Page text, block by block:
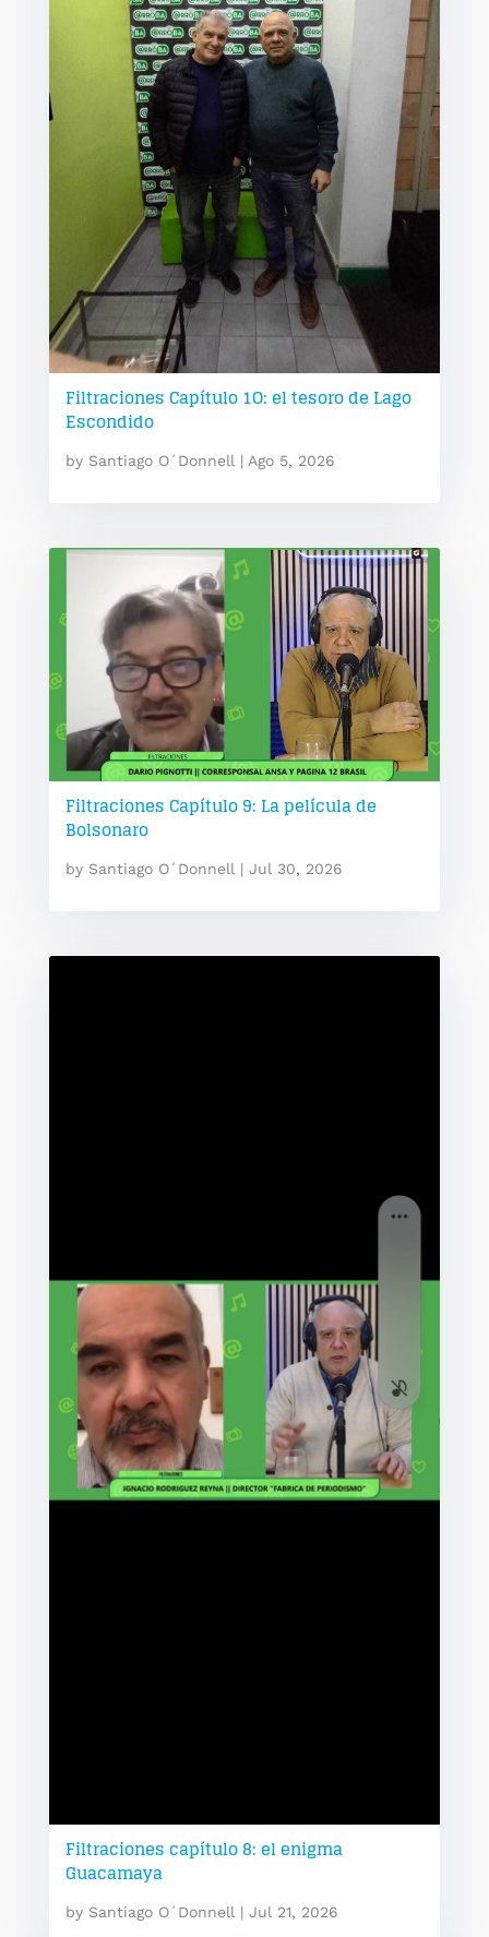
Filtraciones Capítulo 1O: el tesoro de Lago
Escondido
by Santiago O´Donnell| Ago 5, 2026
Filtraciones Capítulo 9: La película de
Bolsonaro
by Santiago O´Donnell | Jul 30, 2026
Filtraciones capítulo 8: el enigma
Guacamaya
by Santiago O´Donnell| Jul 21, 2026